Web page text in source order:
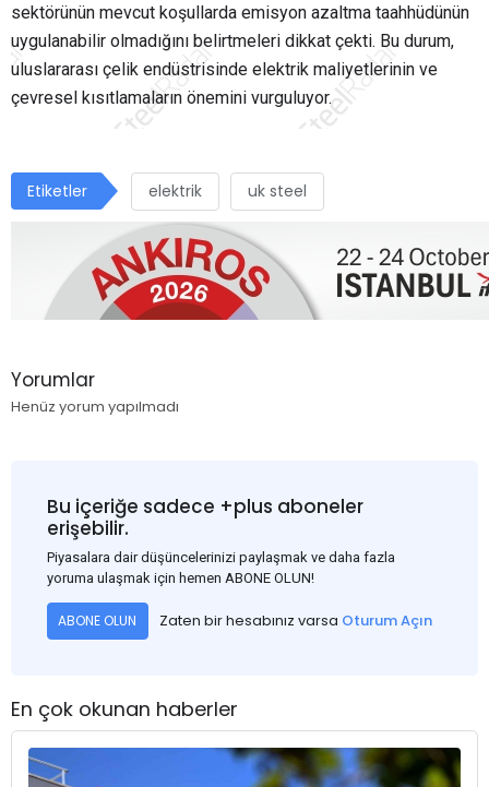
sektörünün mevcut koşullarda emisyon azaltma taahhüdünün
uygulanabilir olmadığını belirtmeleri dikkat çekti. Bu durum,
uluslararası çelik endüstrisinde elektrik maliyetlerinin ve
çevresel kısıtlamaların önemini vurguluyor.
Etiketler elektrik uk steel
Yorumlar
Henüz yorum yapılmadı
Bu içeriğe sadece +plus aboneler
erişebilir.
Piyasalara dair düşüncelerinizi paylaşmak ve daha fazla
yoruma ulaşmak için hemen ABONE OLUN!
ABONE OLUN Zaten bir hesabınız varsa Oturum Açın
En çok okunan haberler